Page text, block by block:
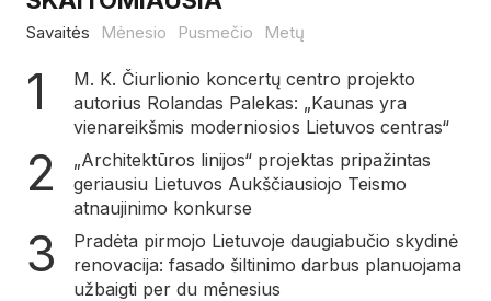
Savaitės Mėnesio Pusmečio Metų
M. K. Čiurlionio koncertų centro projekto
autorius Rolandas Palekas: „Kaunas yra
vienareikšmis moderniosios Lietuvos centras“
„Architektūros linijos“ projektas pripažintas
geriausiu Lietuvos Aukščiausiojo Teismo
atnaujinimo konkurse
Pradėta pirmojo Lietuvoje daugiabučio skydinė
renovacija: fasado šiltinimo darbus planuojama
užbaigti per du mėnesius